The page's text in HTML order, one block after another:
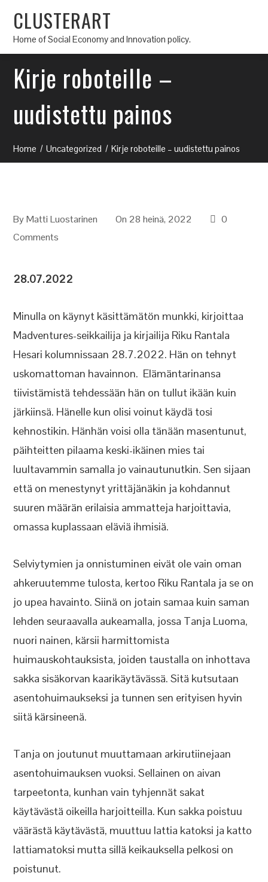
CLUSTERART
Home of Social Economy and Innovation policy.
Kirje roboteille –
uudistettu painos
Home Uncategorized Kirje roboteille – uudistettu painos
ByMatti Luostarinen On 28 heinä, 2022
0
Comments
28.07.2022
Minulla on käynyt käsittämätön munkki, kirjoittaa
Madventures-seikkailija ja kirjailija Riku Rantala
Hesari kolumnissaan 28.7.2022. Hän on tehnyt
uskomattoman havainnon. Elämäntarinansa
tiivistämistä tehdessään hän on tullut ikään kuin
järkiinsä. Hänelle kun olisi voinut käydä tosi
kehnostikin. Hänhän voisi olla tänään masentunut,
päihteitten pilaama keski-ikäinen mies tai
luultavammin samalla jo vainautunutkin. Sen sijaan
että on menestynyt yrittäjänäkin ja kohdannut
suuren määrän erilaisia ammatteja harjoittavia,
omassa kuplassaan eläviä ihmisiä.
Selviytymien ja onnistuminen eivät ole vain oman
ahkeruutemme tulosta, kertoo Riku Rantala ja se on
jo upea havainto. Siinä on jotain samaa kuin saman
lehden seuraavalla aukeamalla, jossa Tanja Luoma,
nuori nainen, kärsii harmittomista
huimauskohtauksista, joiden taustalla on inhottava
sakka sisäkorvan kaarikäytävässä. Sitä kutsutaan
asentohuimaukseksi ja tunnen sen erityisen hyvin
siitä kärsineenä.
Tanja on joutunut muuttamaan arkirutiinejaan
asentohuimauksen vuoksi. Sellainen on aivan
tarpeetonta, kunhan vain tyhjennät sakat
käytävästä oikeilla harjoitteilla. Kun sakka poistuu
väärästä käytävästä, muuttuu lattia katoksi ja katto
lattiamatoksi mutta sillä keikauksella pelkosi on
poistunut.